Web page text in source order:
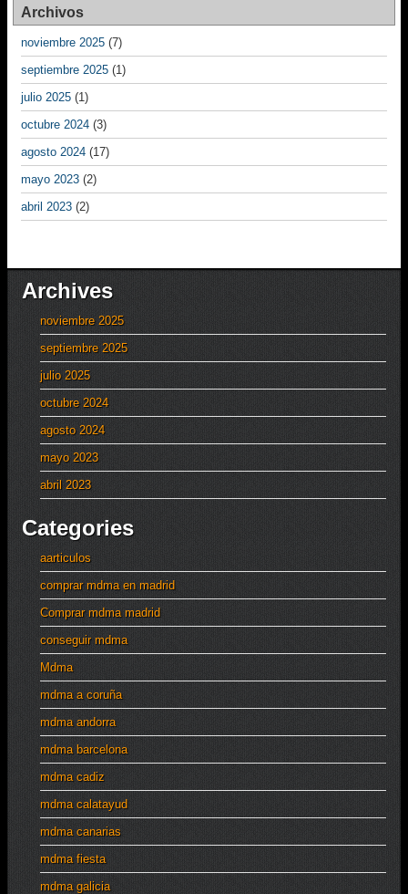
Archivos
noviembre 2025 (7)
septiembre 2025 (1)
julio 2025 (1)
octubre 2024 (3)
agosto 2024 (17)
mayo 2023 (2)
abril 2023 (2)
Archives
noviembre 2025
septiembre 2025
julio 2025
octubre 2024
agosto 2024
mayo 2023
abril 2023
Categories
aarticulos
comprar mdma en madrid
Comprar mdma madrid
conseguir mdma
Mdma
mdma a coruña
mdma andorra
mdma barcelona
mdma cadiz
mdma calatayud
mdma canarias
mdma fiesta
mdma galicia